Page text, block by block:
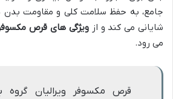
جامع، به حفظ سلامت کلی و مقاومت بدن
شایانی می کند و ازویژگی های قرص مکسوفر
می رود.
قرص مکسوفر ویرالیان گروه